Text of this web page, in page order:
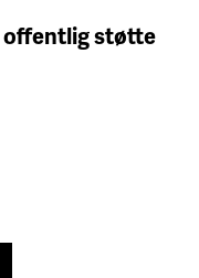
offentlig støtte